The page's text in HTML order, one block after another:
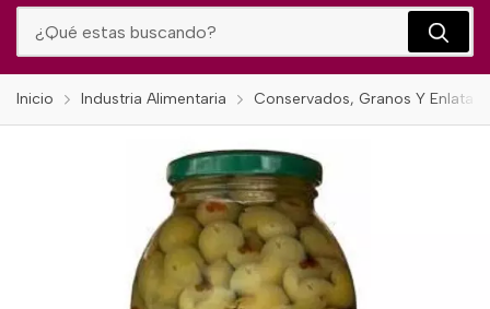
Inicio Industria Alimentaria Conservados, Granos Y